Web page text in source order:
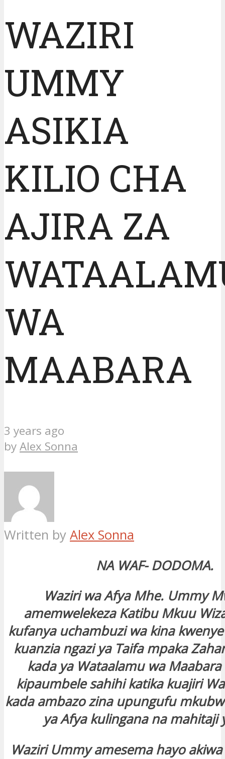
WAZIRI
UMMY
ASIKIA
KILIO CHA
AJIRA ZA
WA
MAABARA
3 years ago
byAlex Sonna
Written by Alex Sonna
NA WAF- DODOMA.
Waziri wa Afya Mhe. Ummy
amemwelekeza Katibu Mkuu
kufanya uchambuzi wa kina
kuanzia ngazi ya Taifa mpaka
kada ya Wataalamu wa
kipaumbele sahihi katika kuajiri
kada ambazo zina upungufu
ya Afya kulingana na mahitaji
Waziri Ummy amesema hayo